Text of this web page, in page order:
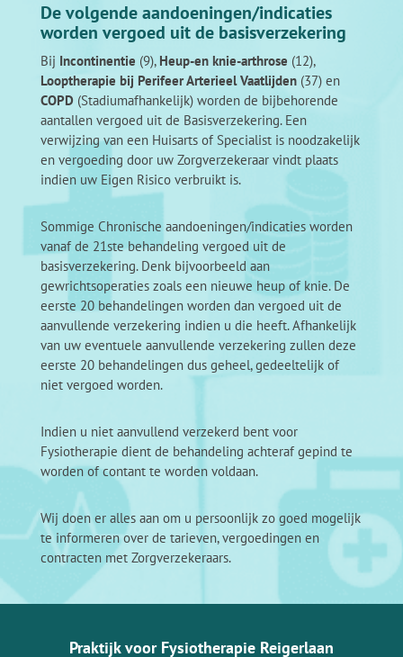
De volgende aandoeningen/indicaties
worden vergoed uit de basisverzekering
Bij Incontinentie (9), Heup-en knie-arthrose (12),
Looptherapie bij Perifeer Arterieel Vaatlijden(37) en
COPD (Stadiumafhankelijk) worden de bijbehorende
aantallen vergoed uit de Basisverzekering. Een
verwijzing van een Huisarts of Specialist is noodzakelijk
en vergoeding door uw Zorgverzekeraar vindt plaats
indien uw Eigen Risico verbruikt is.
Sommige Chronische aandoeningen/indicaties worden
vanaf de 21ste behandeling vergoed uit de
basisverzekering. Denk bijvoorbeeld aan
gewrichtsoperaties zoals een nieuwe heup of knie. De
eerste 20 behandelingen worden dan vergoed uit de
aanvullende verzekering indien u die heeft. Afhankelijk
van uw eventuele aanvullende verzekering zullen deze
eerste 20 behandelingen dus geheel, gedeeltelijk of
niet vergoed worden.
Indien u niet aanvullend verzekerd bent voor
Fysiotherapie dient de behandeling achteraf gepind te
worden of contant te worden voldaan.
Wij doen er alles aan om u persoonlijk zo goed mogelijk
te informeren over de tarieven, vergoedingen en
contracten met Zorgverzekeraars.
Praktijk voor Fysiotherapie Reigerlaan